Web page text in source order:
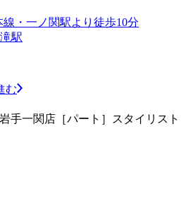
・一ノ関駅より徒歩10分
駅
む
手一関店［パート］スタイリスト